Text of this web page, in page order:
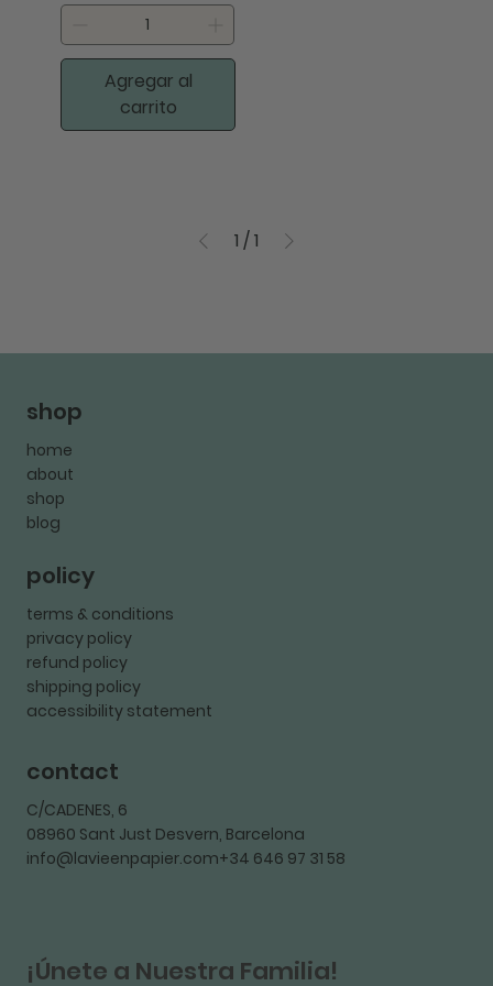
Agregar al
carrito
1 /1
shop
home
about
shop
blog
policy
terms & conditions
privacy policy
refund policy
shipping policy
accessibility statement
contact
C/CADENES, 6
08960 Sant Just Desvern, Barcelona
info@lavieenpapier.com+34 646 97 31 58
¡Únete a Nuestra Familia!